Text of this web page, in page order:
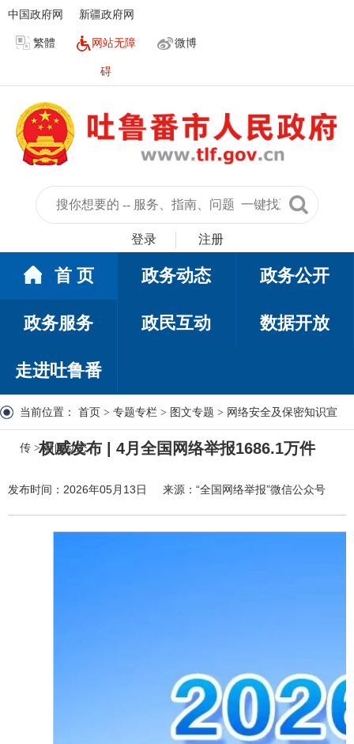
中国政府网 新疆政府网
繁體 网站无障
碍
微博
登录 注册
首 页 政务动态 政务公开
政务服务 政民互动 数据开放
走进吐鲁番
当前位置： 首页 > 专题专栏 > 图文专题 > 网络安全及保密知识宣
传 >新闻动态
权威发布 | 4月全国网络举报1686.1万件
发布时间：2026年05月13日 来源：“全国网络举报”微信公众号